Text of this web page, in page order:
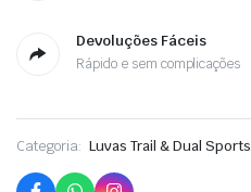
Devoluções Fáceis
Rápido e sem complicações
Categoria: Luvas Trail & Dual Sports